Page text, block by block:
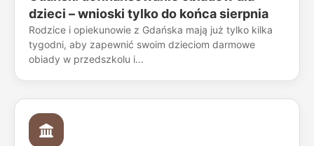
dzieci – wnioski tylko do końca sierpnia
Rodzice i opiekunowie z Gdańska mają już tylko kilka
tygodni, aby zapewnić swoim dzieciom darmowe
obiady w przedszkolu i...